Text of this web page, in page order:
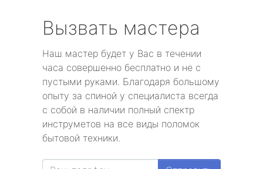
Вызвать мастера
Наш мастер будет у Вас в течении
часа совершенно бесплатно и не с
пустыми руками. Благодаря большому
опыту за спиной у специалиста всегда
с собой в наличии полный спектр
инструметов на все виды поломок
бытовой техники.